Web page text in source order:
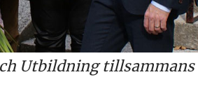
Utbildning